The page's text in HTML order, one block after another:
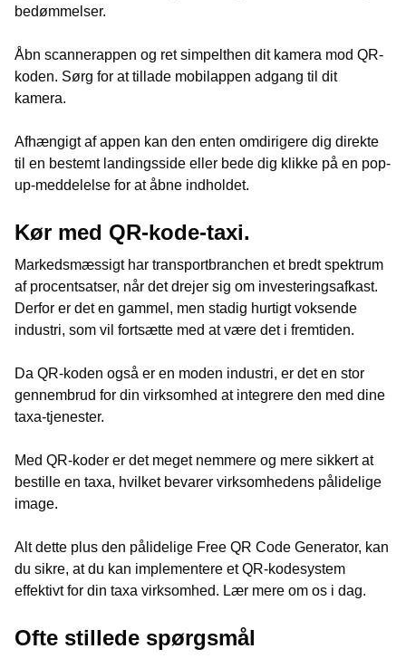
bedømmelser.
Åbn scannerappen og ret simpelthen dit kamera mod QR-
koden. Sørg for at tillade mobilappen adgang til dit
kamera.
Afhængigt af appen kan den enten omdirigere dig direkte
til en bestemt landingsside eller bede dig klikke på en pop-
up-meddelelse for at åbne indholdet.
Kør med QR-kode-taxi.
Markedsmæssigt har transportbranchen et bredt spektrum
af procentsatser, når det drejer sig om investeringsafkast.
Derfor er det en gammel, men stadig hurtigt voksende
industri, som vil fortsætte med at være det i fremtiden.
Da QR-koden også er en moden industri, er det en stor
gennembrud for din virksomhed at integrere den med dine
taxa-tjenester.
Med QR-koder er det meget nemmere og mere sikkert at
bestille en taxa, hvilket bevarer virksomhedens pålidelige
image.
Alt dette plus den pålidelige Free QR Code Generator, kan
du sikre, at du kan implementere et QR-kodesystem
effektivt for din taxa virksomhed. Lær mere om os i dag.
Ofte stillede spørgsmål